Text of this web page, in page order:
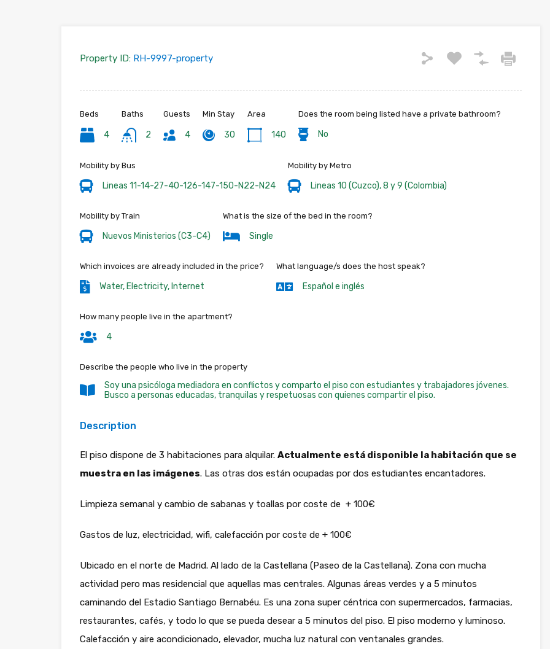
Property ID: RH-9997-property
Beds
4
Baths
2
Guests
4
Min Stay
30
Area
140
Does the room being listed have a private bathroom?
No
Mobility by Bus
Lineas 11-14-27-40-126-147-150-N22-N24
Mobility by Metro
Lineas 10 (Cuzco), 8 y 9 (Colombia)
Mobility by Train
Nuevos Ministerios (C3-C4)
What is the size of the bed in the room?
Single
Which invoices are already included in the price?
Water, Electricity, Internet
What language/s does the host speak?
Español e inglés
How many people live in the apartment?
4
Describe the people who live in the property
Soy una psicóloga mediadora en conflictos y comparto el piso con estudiantes y trabajadores jóvenes.
Busco a personas educadas, tranquilas y respetuosas con quienes compartir el piso.
Description
El piso dispone de 3 habitaciones para alquilar. Actualmente está disponible la habitación que se
muestra en las imágenes. Las otras dos están ocupadas por dos estudiantes encantadores.
Limpieza semanal y cambio de sabanas y toallas por coste de + 100€
Gastos de luz, electricidad, wifi, calefacción por coste de + 100€
Ubicado en el norte de Madrid. Al lado de la Castellana (Paseo de la Castellana). Zona con mucha
actividad pero mas residencial que aquellas mas centrales. Algunas áreas verdes y a 5 minutos
caminando del Estadio Santiago Bernabéu. Es una zona super céntrica con supermercados, farmacias,
restaurantes, cafés, y todo lo que se pueda desear a 5 minutos del piso. El piso moderno y luminoso.
Calefacción y aire acondicionado, elevador, mucha luz natural con ventanales grandes.